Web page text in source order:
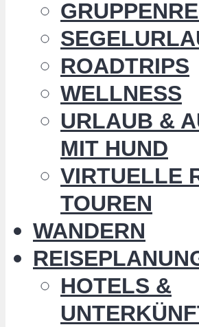
ROADTRIPS
WELLNESS
URLAUB &
MIT HUND
VIRTUELLE
TOUREN
WANDERN
HOTELS &